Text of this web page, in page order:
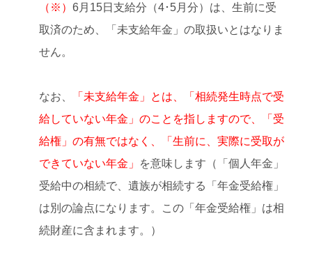
（※） 6月15日支給分（4･5月分）は、生前に受
取済のため、「未支給年金」の取扱いとはなりま
せん。
なお、
「未支給年金」とは、「相続発生時点で受
給していない年金」のことを指しますので、「受
給権」の有無ではなく、「生前に、実際に受取が
できていない年金」
を意味します（「個人年金」
受給中の相続で、遺族が相続する「年金受給権」
は別の論点になります。この「年金受給権」は相
続財産に含まれます。）